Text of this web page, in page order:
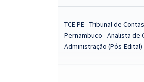
TCE PE - Tribunal de
Pernambuco - Analista de
Administração (Pós-Edital)